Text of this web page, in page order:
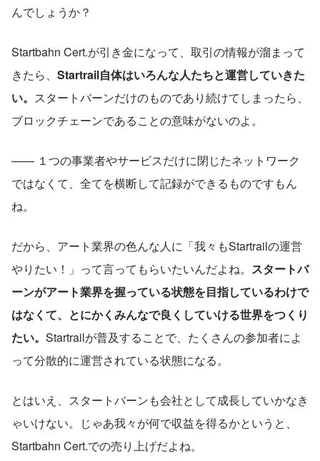
んでしょうか？
Startbahn Cert.が引き金になって、取引の情報が溜まって
きたら、 Startrail自体はいろんな人たちと運営していきた
い。 スタートバーンだけのものであり続けてしまったら、
ブロックチェーンであることの意味がないのよ。
—— １つの事業者やサービスだけに閉じたネットワーク
ではなくて、全てを横断して記録ができるものですもん
ね。
だから、アート業界の色んな人に「我々もStartrailの運営
やりたい！」って言ってもらいたいんだよね。 スタートバ
ーンがアート業界を握っている状態を目指しているわけで
はなくて、とにかくみんなで良くしていける世界をつくり
たい。 Startrailが普及することで、たくさんの参加者によ
って分散的に運営されている状態になる。
とはいえ、スタートバーンも会社として成長していかなき
ゃいけない。じゃあ我々が何で収益を得るかというと、
Startbahn Cert.での売り上げだよね。